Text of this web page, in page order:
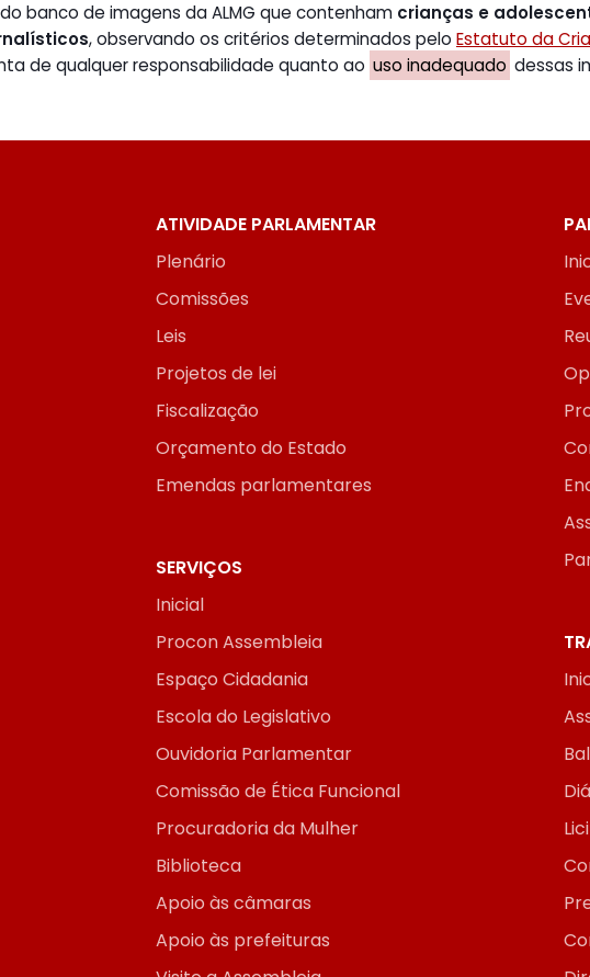
banco de imagens da ALMG que contenham crianças e
, observando os critérios determinados pelo Estatuto da
de qualquer responsabilidade quanto ao uso inadequado dessas
ATIVIDADE PARLAMENTAR
Plenário
Comissões
Leis
Projetos de lei
Fiscalização
Orçamento do Estado
Emendas parlamentares
SERVIÇOS
Inicial
Procon Assembleia
Espaço Cidadania
Escola do Legislativo
Ouvidoria Parlamentar
Comissão de Ética Funcional
Procuradoria da Mulher
Biblioteca
Apoio às câmaras
Apoio às prefeituras